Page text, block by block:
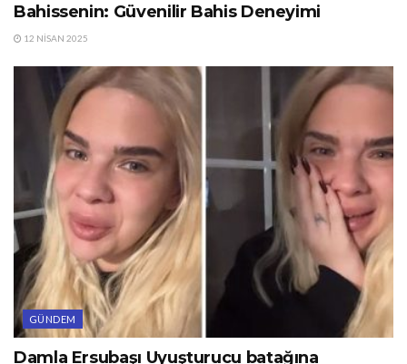
Bahissenin: Güvenilir Bahis Deneyimi
12 NISAN 2025
GÜNDEM
Damla Ersubaşı Uyuşturucu batağına